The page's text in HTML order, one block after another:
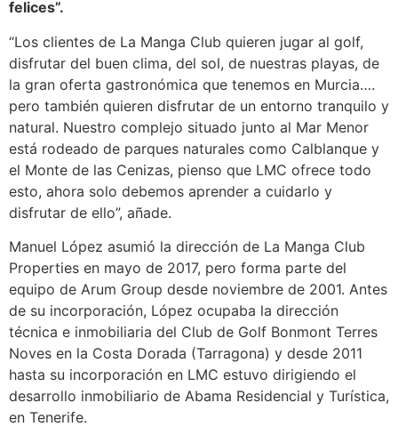
felices”.
“Los clientes de La Manga Club quieren jugar al golf,
disfrutar del buen clima, del sol, de nuestras playas, de
la gran oferta gastronómica que tenemos en Murcia….
pero también quieren disfrutar de un entorno tranquilo y
natural. Nuestro complejo situado junto al Mar Menor
está rodeado de parques naturales como Calblanque y
el Monte de las Cenizas, pienso que LMC ofrece todo
esto, ahora solo debemos aprender a cuidarlo y
disfrutar de ello”, añade.
Manuel López asumió la dirección de La Manga Club
Properties en mayo de 2017, pero forma parte del
equipo de Arum Group desde noviembre de 2001. Antes
de su incorporación, López ocupaba la dirección
técnica e inmobiliaria del Club de Golf Bonmont Terres
Noves en la Costa Dorada (Tarragona) y desde 2011
hasta su incorporación en LMC estuvo dirigiendo el
desarrollo inmobiliario de Abama Residencial y Turística,
en Tenerife.